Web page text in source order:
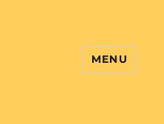
MENU